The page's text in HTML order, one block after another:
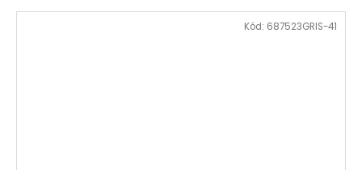
Kód: 687523GRIS-41